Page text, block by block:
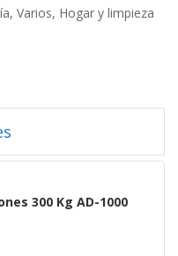
, Varios, Hogar y limpieza
300 Kg AD-1000